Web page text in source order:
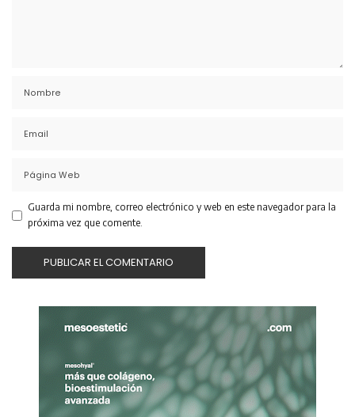
Guarda mi nombre, correo electrónico y web en este navegador para la
próxima vez que comente.